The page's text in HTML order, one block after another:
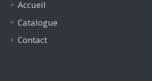
Accueil
Catalogue
Contact